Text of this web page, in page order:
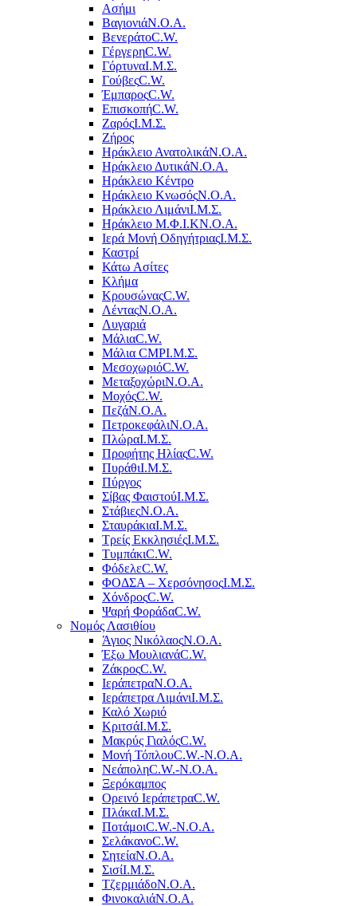
Ασήμι
ΒαγιονιάΝ.Ο.Α.
ΒενεράτοC.W.
ΓέργερηC.W.
ΓόρτυναΙ.Μ.Σ.
ΓούβεςC.W.
ΈμπαροςC.W.
ΕπισκοπήC.W.
ΖαρόςΙ.Μ.Σ.
Ζήρος
Ηράκλειο ΑνατολικάΝ.Ο.Α.
Ηράκλειο ΔυτικάΝ.Ο.Α.
Ηράκλειο Κέντρο
Ηράκλειο ΚνωσόςΝ.Ο.Α.
Ηράκλειο ΛιμάνιΙ.Μ.Σ.
Ηράκλειο Μ.Φ.Ι.ΚΝ.Ο.Α.
Ιερά Μονή ΟδηγήτριαςΙ.Μ.Σ.
Καστρί
Κάτω Ασίτες
Κλήμα
ΚρουσώναςC.W.
ΛένταςΝ.Ο.Α.
Λυγαριά
ΜάλιαC.W.
Μάλια CMPΙ.Μ.Σ.
ΜεσοχωριόC.W.
ΜεταξοχώριΝ.Ο.Α.
ΜοχόςC.W.
ΠεζάΝ.Ο.Α.
ΠετροκεφάλιΝ.Ο.Α.
ΠλώραΙ.Μ.Σ.
Προφήτης ΗλίαςC.W.
ΠυράθιΙ.Μ.Σ.
Πύργος
Σίβας ΦαιστούΙ.Μ.Σ.
ΣτάβιεςΝ.Ο.Α.
ΣταυράκιαΙ.Μ.Σ.
Τρείς ΕκκλησιέςΙ.Μ.Σ.
ΤυμπάκιC.W.
ΦόδελεC.W.
ΦΟΔΣΑ – ΧερσόνησοςΙ.Μ.Σ.
ΧόνδροςC.W.
Ψαρή ΦοράδαC.W.
Νομός Λασιθίου
Άγιος ΝικόλαοςΝ.Ο.Α.
Έξω ΜουλιανάC.W.
ΖάκροςC.W.
ΙεράπετραΝ.Ο.Α.
Ιεράπετρα ΛιμάνιΙ.Μ.Σ.
Καλό Χωριό
ΚριτσάΙ.Μ.Σ.
Μακρύς ΓιαλόςC.W.
Μονή ΤόπλουC.W.-Ν.Ο.Α.
ΝεάποληC.W.-Ν.Ο.Α.
Ξερόκαμπος
Ορεινό ΙεράπετραC.W.
ΠλάκαΙ.Μ.Σ.
ΠοτάμοιC.W.-Ν.Ο.Α.
ΣελάκανοC.W.
ΣητείαΝ.Ο.Α.
ΣισίΙ.Μ.Σ.
ΤζερμιάδοΝ.Ο.Α.
ΦινοκαλιάΝ.Ο.Α.